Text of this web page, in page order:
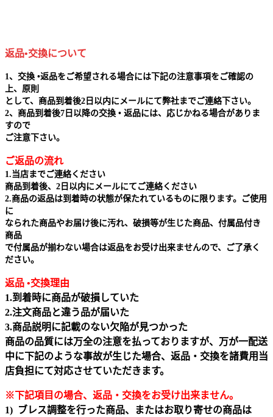
返品•交換について
1、交換 •返品をご希望される場合には下記の注意事項をご確認の
上、原則
として、商品到着後2日以内にメールにて弊社までご連絡下さい。
2、商品到着後7日以降の交換 • 返品には、応じかねる場合がありま
すので
ご注意下さい。
ご返品の流れ
1.当店までご連絡ください
商品到着後、2日以内にメールにてご連絡ください
2.商品の返品は到着時の状態が保たれているものに限ります。ご使用
に
なられた商品やお届け後に汚れ、破損等が生じた商品、付属品付き
商品
で付属品が揃わない場合は返品をお受け出来ませんので、ご了承く
ださい。
返品 •交換理由
1.到着時に商品が破損していた
2.注文商品と違う品が届いた
3.商品説明に記載のない欠陥が見つかった
商品の品質には万全の注意を払っておりますが、万が一配送
中に下記のような事故が生じた場合、返品・交換を諸費用当
店負担にて対応させていただきます。
※下記項目の場合、返品・交換をお受け出来ません｡
1) ブレス調整を行った商品、またはお取り寄せの商品は